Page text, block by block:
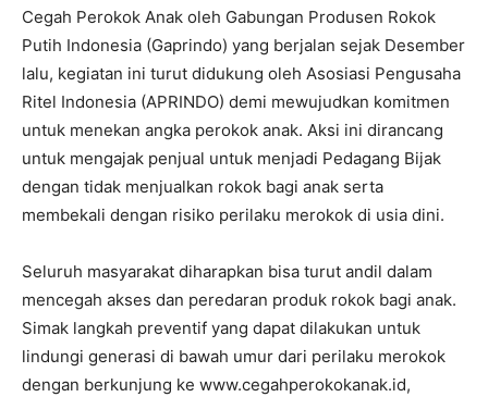
Cegah Perokok Anak oleh Gabungan Produsen Rokok
Putih Indonesia (Gaprindo) yang berjalan sejak Desember
lalu, kegiatan ini turut didukung oleh Asosiasi Pengusaha
Ritel Indonesia (APRINDO) demi mewujudkan komitmen
untuk menekan angka perokok anak. Aksi ini dirancang
untuk mengajak penjual untuk menjadi Pedagang Bijak
dengan tidak menjualkan rokok bagi anak serta
membekali dengan risiko perilaku merokok di usia dini.
Seluruh masyarakat diharapkan bisa turut andil dalam
mencegah akses dan peredaran produk rokok bagi anak.
Simak langkah preventif yang dapat dilakukan untuk
lindungi generasi di bawah umur dari perilaku merokok
dengan berkunjung ke www.cegahperokokanak.id,